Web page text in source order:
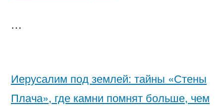
…
Иерусалим под землей: тайны «Стены
Плача», где камни помнят больше, чем